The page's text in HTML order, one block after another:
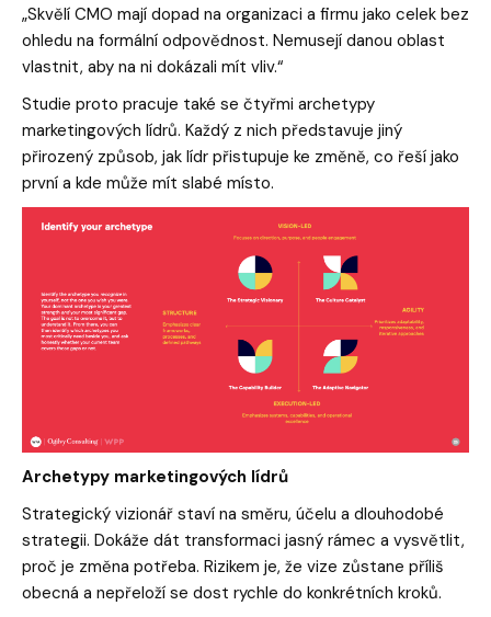
„Skvělí CMO mají dopad na organizaci a firmu jako celek bez
ohledu na formální odpovědnost. Nemusejí danou oblast
vlastnit, aby na ni dokázali mít vliv.“
Studie proto pracuje také se čtyřmi archetypy
marketingových lídrů. Každý z nich představuje jiný
přirozený způsob, jak lídr přistupuje ke změně, co řeší jako
první a kde může mít slabé místo.
Archetypy marketingových lídrů
Strategický vizionář staví na směru, účelu a dlouhodobé
strategii. Dokáže dát transformaci jasný rámec a vysvětlit,
proč je změna potřeba. Rizikem je, že vize zůstane příliš
obecná a nepřeloží se dost rychle do konkrétních kroků.